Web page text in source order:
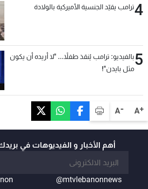
A+
A-
4ترامب يقيّد الجنسية الأميركية بالولادة
5بالفيديو: ترامب يُنقذ طفلاً... "لا أريده أن يكون
مثل بايدن"!
أهم الأخبار و الفيديوهات في
@mtvlebanonnews